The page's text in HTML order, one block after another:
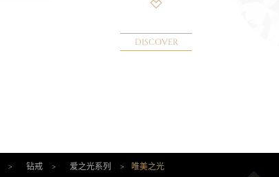
DISCOVER
> 钻戒 > 爱之光系列 > 唯美之光